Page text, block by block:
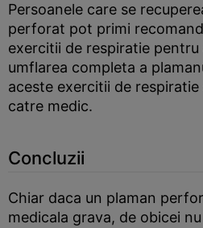
Persoanele care se
perforat pot primi
exercitii de respiratie
umflarea completa a
aceste exercitii de
catre medic.
Concluzii
Chiar daca un plaman
medicala grava, de obicei